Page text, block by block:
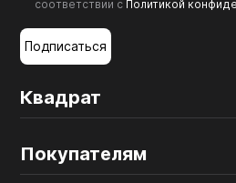
Квадрат
Покупателям
соответствии с Политикой
Подписаться